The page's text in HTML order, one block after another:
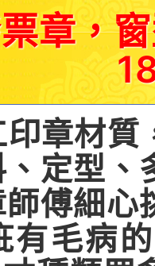
章，
章材質
定型、
傅細心
有毛病